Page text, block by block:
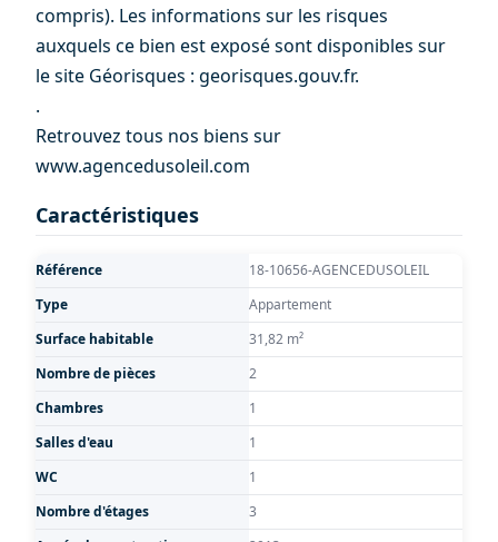
compris). Les informations sur les risques
auxquels ce bien est exposé sont disponibles sur
le site Géorisques : georisques.gouv.fr.
.
Retrouvez tous nos biens sur
www.agencedusoleil.com
Caractéristiques
Référence
18-10656-AGENCEDUSOLEIL
Type
Appartement
Surface habitable
31,82 m²
Nombre de pièces
2
Chambres
1
Salles d'eau
1
WC
1
Nombre d'étages
3